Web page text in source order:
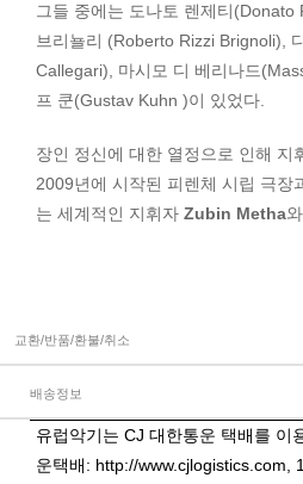
그들 중에는 도나토 렌제티(Donato
브리뇰리 (Roberto Rizzi Brignoli),
Callegari), 마시모 디 베리나드
프 쿤(Gustav Kuhn )이 있었다.
장인 정신에 대한 열정으로 인해 지
2009년에 시작된 피렌체 시립 극장
는 세계적인 지휘자 Zubin Metha
교환/반품/환불/취소
배송정보
유럽악기는 CJ 대한통운 택배를 이
운택배: http://www.cjlogistics.com,